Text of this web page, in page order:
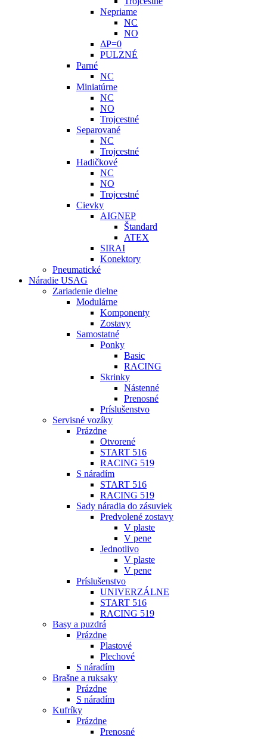
Nepriame
NC
NO
ΔP=0
PULZNÉ
Parné
NC
Miniatúrne
NC
NO
Trojcestné
Separované
NC
Trojcestné
Hadičkové
NC
NO
Trojcestné
Cievky
AIGNEP
Štandard
ATEX
SIRAI
Konektory
Pneumatické
Náradie USAG
Zariadenie dielne
Modulárne
Komponenty
Zostavy
Samostatné
Ponky
Basic
RACING
Skrinky
Nástenné
Prenosné
Príslušenstvo
Servisné vozíky
Prázdne
Otvorené
START 516
RACING 519
S náradím
START 516
RACING 519
Sady náradia do zásuviek
Predvolené zostavy
V plaste
V pene
Jednotlivo
V plaste
V pene
Príslušenstvo
UNIVERZÁLNE
START 516
RACING 519
Basy a puzdrá
Prázdne
Plastové
Plechové
S náradím
Brašne a ruksaky
Prázdne
S náradím
Kufríky
Prázdne
Prenosné